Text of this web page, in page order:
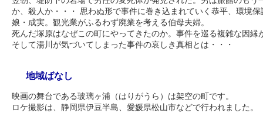
か、殺人か・・・ 思わぬ形で事件に巻き込まれていく恭平、環境
娘・成実。観光業がふるわず廃業を考える伯母夫婦。
死んだ塚原はなぜこの町にやってきたのか。事件を巡る複雑な因縁
そして湯川が気づいてしまった事件の哀しき真相とは・・・
地域ばなし
映画の舞台である玻璃ヶ浦（はりがうら）は架空の町です。
ロケ撮影は、静岡県伊豆半島、愛媛県松山市などで行われました。